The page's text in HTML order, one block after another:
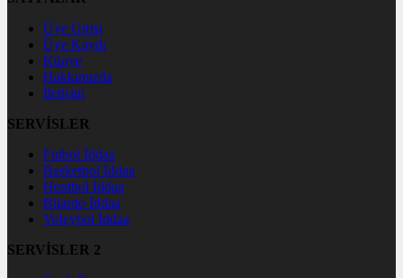
Üye Girişi
Üye Kaydı
Künye
Hakkımızda
İletişim
SERVİSLER
Futbol İddaa
Basketbol İddaa
Hentbol İddaa
Bilardo İddaa
Voleybol İddaa
SERVİSLER 2